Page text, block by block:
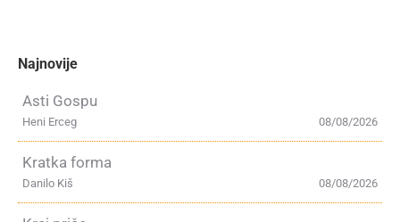
Najnovije
Asti Gospu
08/08/2026
Heni Erceg
Kratka forma
08/08/2026
Danilo Kiš